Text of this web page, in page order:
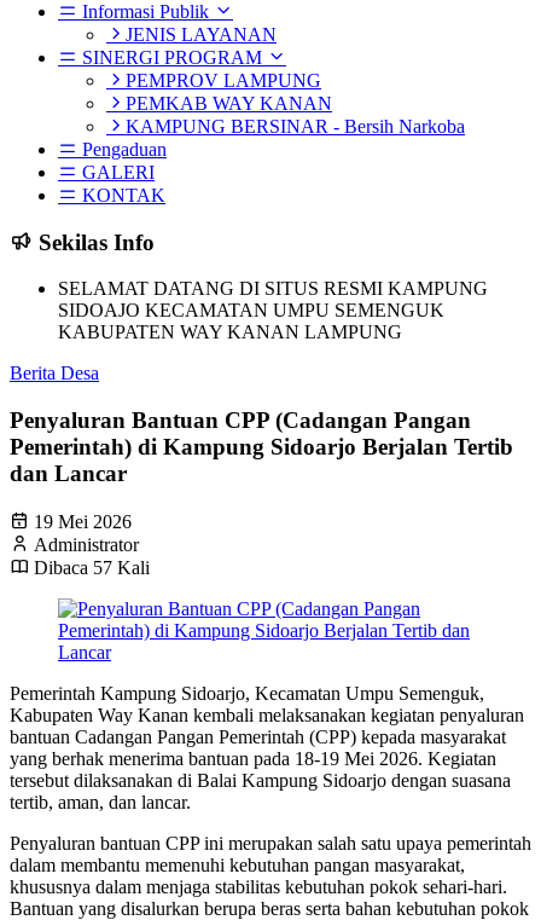
Informasi Publik
JENIS LAYANAN
SINERGI PROGRAM
PEMPROV LAMPUNG
PEMKAB WAY KANAN
KAMPUNG BERSINAR - Bersih Narkoba
Pengaduan
GALERI
KONTAK
Sekilas Info
SELAMAT DATANG DI SITUS RESMI KAMPUNG
SIDOAJO KECAMATAN UMPU SEMENGUK
KABUPATEN WAY KANAN LAMPUNG
Berita Desa
Penyaluran Bantuan CPP (Cadangan Pangan
Pemerintah) di Kampung Sidoarjo Berjalan Tertib
dan Lancar
19 Mei 2026
Administrator
Dibaca 57 Kali
Pemerintah Kampung Sidoarjo, Kecamatan Umpu Semenguk,
Kabupaten Way Kanan kembali melaksanakan kegiatan penyaluran
bantuan Cadangan Pangan Pemerintah (CPP) kepada masyarakat
yang berhak menerima bantuan pada 18-19 Mei 2026. Kegiatan
tersebut dilaksanakan di Balai Kampung Sidoarjo dengan suasana
tertib, aman, dan lancar.
Penyaluran bantuan CPP ini merupakan salah satu upaya pemerintah
dalam membantu memenuhi kebutuhan pangan masyarakat,
khususnya dalam menjaga stabilitas kebutuhan pokok sehari-hari.
Bantuan yang disalurkan berupa beras serta bahan kebutuhan pokok